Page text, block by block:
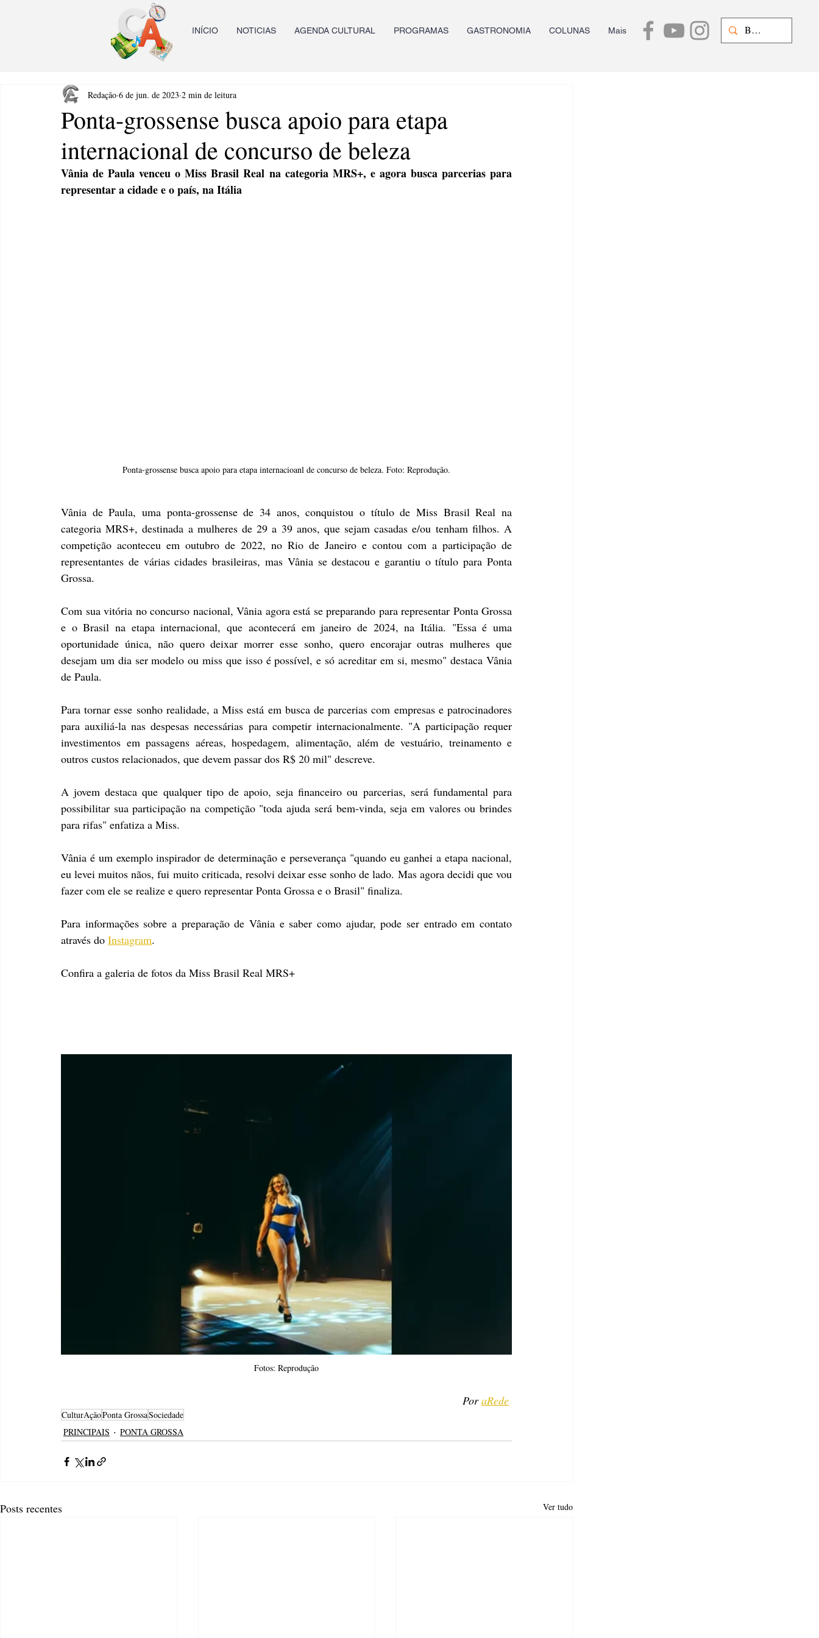
INÍCIO NOTICIAS AGENDA CULTURAL PROGRAMAS GASTRONOMIA COLUNAS Mais
Ponta-grossense busca apoio para etapa
internacional de concurso de beleza
Redação 6 de jun. de 2023 2 min de leitura
Vânia de Paula venceu o Miss Brasil Real na categoria MRS+, e agora busca parcerias para
representar a cidade e o país, na Itália
Ponta-grossense busca apoio para etapa internacioanl de concurso de beleza. Foto: Reprodução.
Vânia de Paula, uma ponta-grossense de 34 anos, conquistou o título de Miss Brasil Real na
categoria MRS+, destinada a mulheres de 29 a 39 anos, que sejam casadas e/ou tenham filhos. A
competição aconteceu em outubro de 2022, no Rio de Janeiro e contou com a participação de
representantes de várias cidades brasileiras, mas Vânia se destacou e garantiu o título para Ponta
Grossa.
Com sua vitória no concurso nacional, Vânia agora está se preparando para representar Ponta Grossa
e o Brasil na etapa internacional, que acontecerá em janeiro de 2024, na Itália. "Essa é uma
oportunidade única, não quero deixar morrer esse sonho, quero encorajar outras mulheres que
desejam um dia ser modelo ou miss que isso é possível, e só acreditar em si, mesmo" destaca Vânia
de Paula.
Para tornar esse sonho realidade, a Miss está em busca de parcerias com empresas e patrocinadores
para auxiliá-la nas despesas necessárias para competir internacionalmente. "A participação requer
investimentos em passagens aéreas, hospedagem, alimentação, além de vestuário, treinamento e
outros custos relacionados, que devem passar dos R$ 20 mil" descreve.
A jovem destaca que qualquer tipo de apoio, seja financeiro ou parcerias, será fundamental para
possibilitar sua participação na competição "toda ajuda será bem-vinda, seja em valores ou brindes
para rifas" enfatiza a Miss.
Vânia é um exemplo inspirador de determinação e perseverança "quando eu ganhei a etapa nacional,
eu levei muitos nãos, fui muito criticada, resolvi deixar esse sonho de lado. Mas agora decidi que vou
fazer com ele se realize e quero representar Ponta Grossa e o Brasil" finaliza.
Para informações sobre a preparação de Vânia e saber como ajudar, pode ser entrado em contato
através do Instagram.
Confira a galeria de fotos da Miss Brasil Real MRS+
Fotos: Reprodução
Por aRede
CulturAçãoPonta GrossaSociedade
PRINCIPAIS
PONTA GROSSA
Posts recentes Ver tudo